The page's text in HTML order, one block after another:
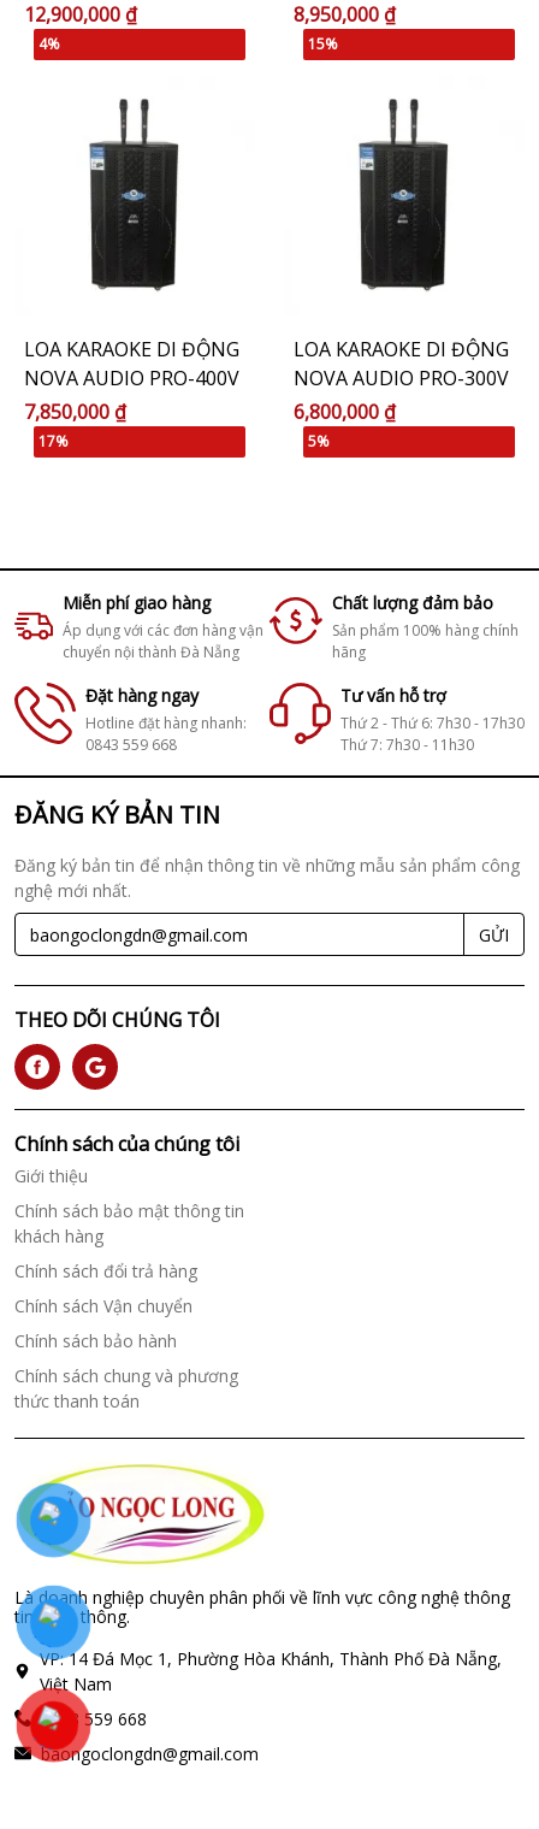
12,900,000 ₫
4%
8,950,000 ₫
15%
LOA KARAOKE DI ĐỘNG
NOVA AUDIO PRO-400V
7,850,000 ₫
17%
LOA KARAOKE DI ĐỘNG
NOVA AUDIO PRO-300V
6,800,000 ₫
5%
Miễn phí giao hàng
Áp dụng với các đơn hàng vận
chuyển nội thành Đà Nẵng
Chất lượng đảm bảo
Sản phẩm 100% hàng chính
hãng
Đặt hàng ngay
Hotline đặt hàng nhanh:
0843 559 668
Tư vấn hỗ trợ
Thứ 2 - Thứ 6: 7h30 - 17h30
Thứ 7: 7h30 - 11h30
ĐĂNG KÝ BẢN TIN
Đăng ký bản tin để nhận thông tin về những mẫu sản phẩm công
nghệ mới nhất.
GỬI
THEO DÕI CHÚNG TÔI
Chính sách của chúng tôi
Giới thiệu
Chính sách bảo mật thông tin
khách hàng
Chính sách đổi trả hàng
Chính sách Vận chuyển
Chính sách bảo hành
Chính sách chung và phương
thức thanh toán
Là doanh nghiệp chuyên phân phối về lĩnh vực công nghệ thông
tin, Viễn thông.
VP: 14 Đá Mọc 1, Phường Hòa Khánh, Thành Phố Đà Nẵng,
Việt Nam
0843 559 668
baongoclongdn@gmail.com